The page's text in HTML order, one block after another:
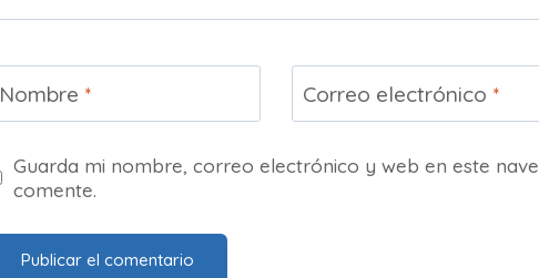
Nombre * Correo electrónico *
Guarda mi nombre, correo electrónico y web en este
comente.